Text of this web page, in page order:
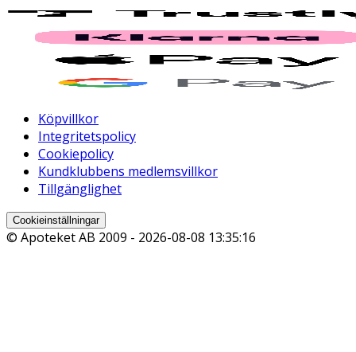
Köpvillkor
Integritetspolicy
Cookiepolicy
Kundklubbens medlemsvillkor
Tillgänglighet
Cookieinställningar
© Apoteket AB 2009 - 2026-08-08 13:35:16